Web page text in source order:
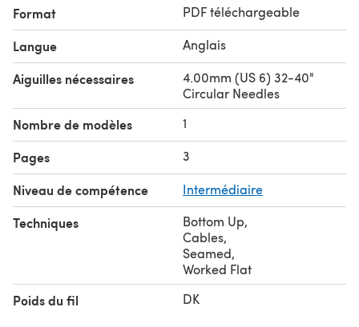
Format PDF téléchargeable
Langue Anglais
Aiguilles nécessaires
4.00mm (US 6) 32-40"
Circular Needles
Nombre de modèles 1
Pages 3
Niveau de compétence Intermédiaire
Techniques Bottom Up,
Cables,
Seamed,
Worked Flat
Poids du fil DK